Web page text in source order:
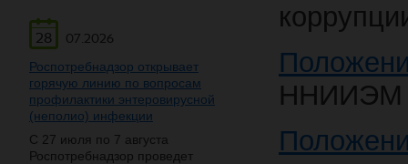
28
07.2026
Роспотребнадзор открывает
горячую линию по вопросам
профилактики энтеровирусной
(неполио) инфекции
С 27 июля по 7 августа
Роспотребнадзор проведет
ННИИЭМ